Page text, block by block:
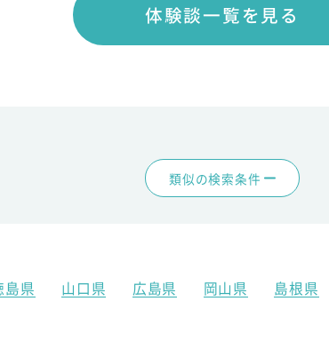
体験談一覧を見る
類似の検索条件
島県 山口県 広島県 岡山県 島根県